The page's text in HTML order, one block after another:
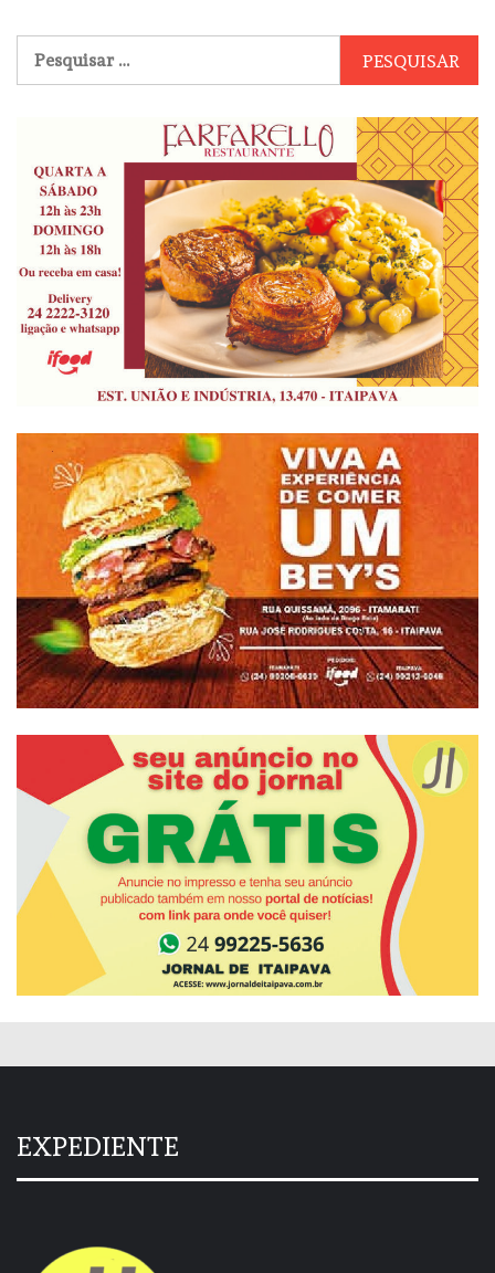
por:
EXPEDIENTE